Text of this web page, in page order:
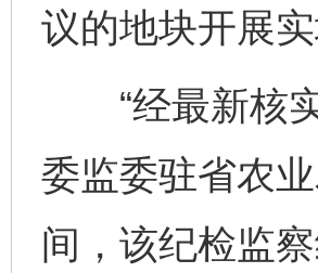
议的地块开展
“经最新核实
委监委驻省农
间，该纪检监